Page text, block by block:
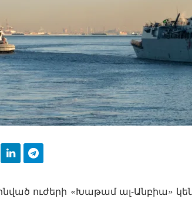
ուժերի «Խաթամ ալ-Անբիա»